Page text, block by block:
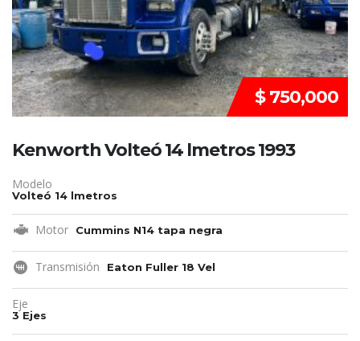
$ 750,000
Kenworth Volteó 14 lmetros 1993
Modelo
Volteó 14 lmetros
Motor Cummins N14 tapa negra
Transmisión Eaton Fuller 18 Vel
Eje
3 Ejes